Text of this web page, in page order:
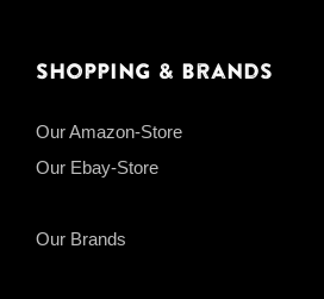
Shopping & Brands
Our Amazon-Store
Our Ebay-Store
Our Brands